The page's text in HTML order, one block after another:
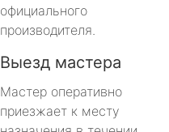
официального
производителя.
Выезд мастера
Мастер оперативно
приезжает к месту